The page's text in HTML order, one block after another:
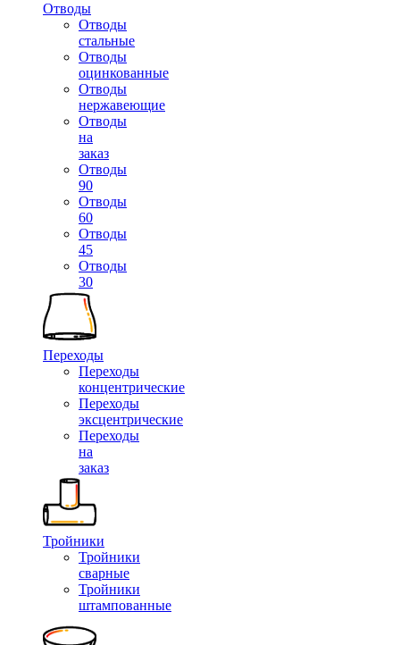
Отводы
Отводы
стальные
Отводы
оцинкованные
Отводы
нержавеющие
Отводы
на
заказ
Отводы
90
Отводы
60
Отводы
45
Отводы
30
Переходы
Переходы
концентрические
Переходы
эксцентрические
Переходы
на
заказ
Тройники
Тройники
сварные
Тройники
штампованные